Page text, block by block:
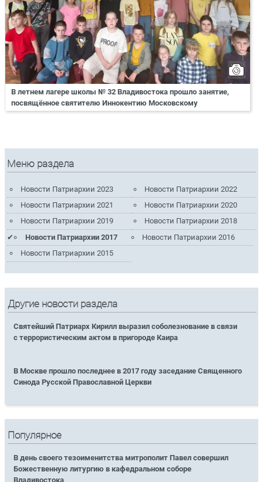
В летнем лагере школы № 32 Владивостока прошло занятие,
посвящённое святителю Иннокентию Московскому
Меню раздела
Новости Патриархии 2023
Новости Патриархии 2022
Новости Патриархии 2021
Новости Патриархии 2020
Новости Патриархии 2019
Новости Патриархии 2018
Новости Патриархии 2017
Новости Патриархии 2016
Новости Патриархии 2015
Другие новости раздела
Святейший Патриарх Кирилл выразил соболезнование в связи
с террористическим актом в пригороде Каира
В Москве прошло последнее в 2017 году заседание Священного
Синода Русской Православной Церкви
Популярное
В день своего тезоименитства митрополит Павел совершил
Божественную литургию в кафедральном соборе
Владивостока